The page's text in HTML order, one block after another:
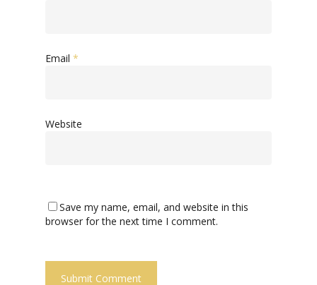
Email *
Website
Save my name, email, and website in this
browser for the next time I comment.